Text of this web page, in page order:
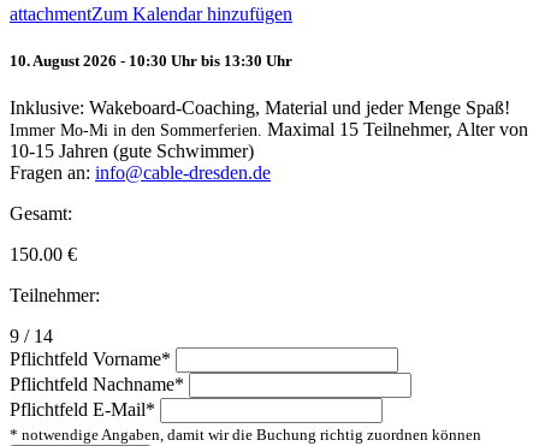
attachmentZum Kalendar hinzufügen
10. August 2026 - 10:30 Uhr bis 13:30 Uhr
Inklusive: Wakeboard-Coaching, Material und jeder Menge Spaß!
Immer Mo-Mi in den Sommerferien. Maximal 15 Teilnehmer, Alter von
10-15 Jahren (gute Schwimmer)
Fragen an: info@cable-dresden.de
Gesamt:
150.00 €
Teilnehmer:
9 / 14
Pflichtfeld Vorname*
Pflichtfeld Nachname*
Pflichtfeld E-Mail*
* notwendige Angaben, damit wir die Buchung richtig zuordnen können